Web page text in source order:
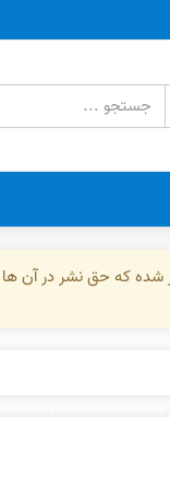
شده که حق نشر در آن